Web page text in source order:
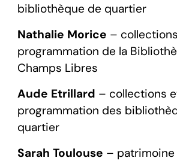
bibliothèque de quartier
Nathalie Morice –
programmation de la
Champs Libres
Aude Etrillard – collections
programmation des
quartier
Sarah Toulouse – patrimoine